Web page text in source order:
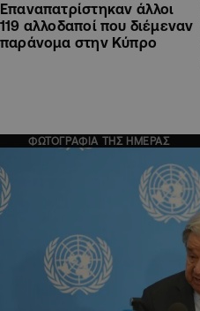
Επαναπατρίστηκαν άλλοι
119 αλλοδαποί που διέμεναν
παράνομα στην Κύπρο
ΦΩΤΟΓΡΑΦΙΑ ΤΗΣ ΗΜΕΡΑΣ